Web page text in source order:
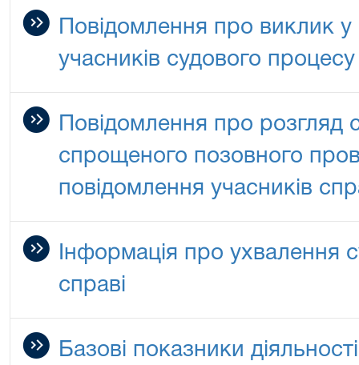
Повідомлення про виклик
учасників судового процесу
Повідомлення про розгляд
спрощеного позовного
повідомлення учасників
Інформація про ухвалення
справі
Базові показники